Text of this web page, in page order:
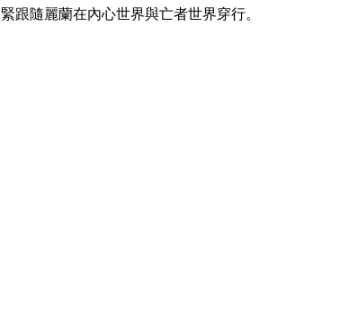
跟隨麗蘭在內心世界與亡者世界穿行。